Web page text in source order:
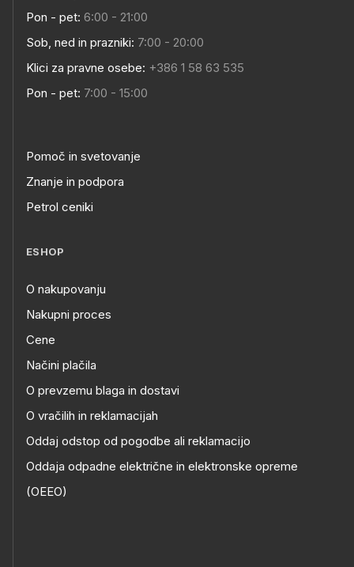
Pon - pet: 6:00 - 21:00
Sob, ned in prazniki: 7:00 - 20:00
Klici za pravne osebe: +386 1 58 63 535
Pon - pet: 7:00 - 15:00
Pomoč in svetovanje
Znanje in podpora
Petrol ceniki
ESHOP
O nakupovanju
Nakupni proces
Cene
Načini plačila
O prevzemu blaga in dostavi
O vračilih in reklamacijah
Oddaj odstop od pogodbe ali reklamacijo
Oddaja odpadne električne in elektronske opreme
(OEEO)